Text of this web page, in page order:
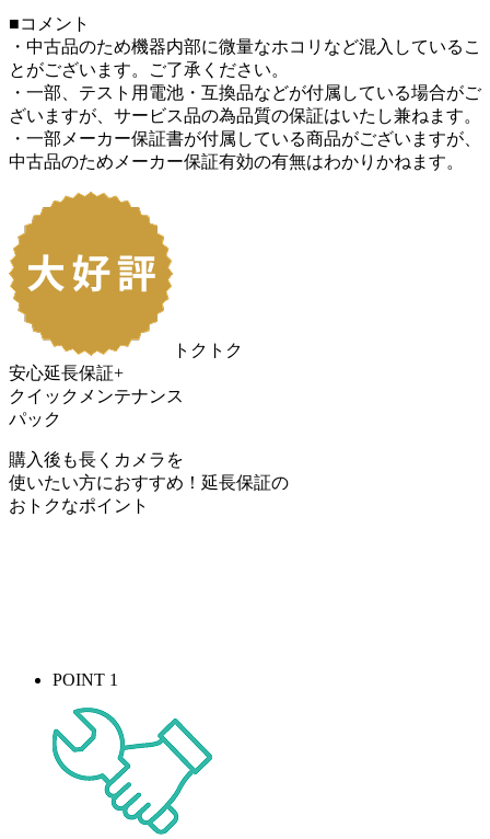
■コメント
・中古品のため機器内部に微量なホコリなど混入しているこ
とがございます。ご了承ください。
・一部、テスト用電池・互換品などが付属している場合がご
ざいますが、サービス品の為品質の保証はいたし兼ねます。
・一部メーカー保証書が付属している商品がございますが、
中古品のためメーカー保証有効の有無はわかりかねます。
トクトク
安心延長保証+
クイックメンテナンス
パック
購入後も長くカメラを
使いたい方におすすめ！ 延長保証の
おトクなポイント
POINT 1